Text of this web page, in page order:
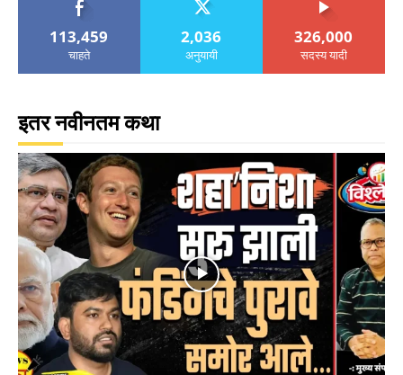
113,459
चाहते
2,036
अनुयायी
326,000
सदस्य यादी
इतर नवीनतम कथा